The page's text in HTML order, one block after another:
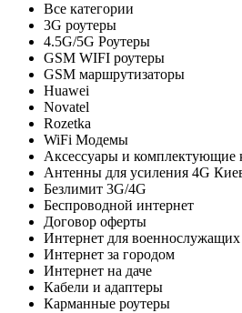
Все категории
3G роутеры
4.5G/5G Роутеры
GSM WIFI роутеры
GSM маршрутизаторы
Huawei
Novatel
Rozetka
WiFi Модемы
Аксессуары и комплектующие
Антенны для усиления 4G
Безлимит 3G/4G
Беспроводной интернет
Договор оферты
Интернет для военнослужащих
Интернет за городом
Интернет на даче
Кабели и адаптеры
Карманные роутеры